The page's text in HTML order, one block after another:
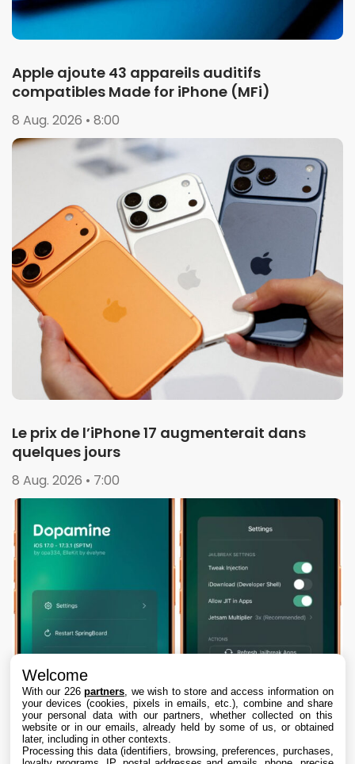
Apple ajoute 43 appareils auditifs
compatibles Made for iPhone (MFi)
8 Aug. 2026 • 8:00
Le prix de l’iPhone 17 augmenterait dans
quelques jours
8 Aug. 2026 • 7:00
Welcome
With our 226partners , we wish to store and access information on
your devices (cookies, pixels in emails, etc.), combine and share
your personal data with our partners, whether collected on this
website or in our emails, already held by some of us, or obtained
later, including in other contexts.
Processing this data (identifiers, browsing, preferences, purchases,